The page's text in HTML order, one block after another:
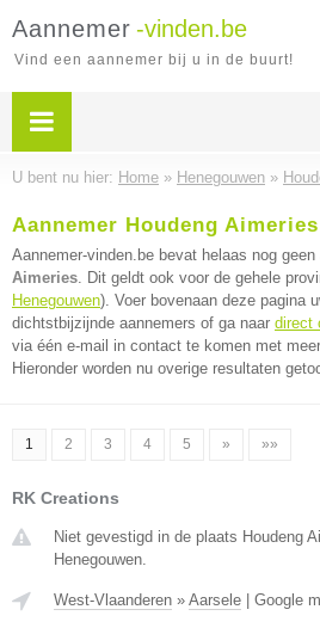
Aannemer -vinden.be
Vind een aannemer bij u in de buurt!
U bent nu hier: Home » Henegouwen »
Aannemer Houdeng Aimeries
Aannemer-vinden.be bevat helaas nog geen
Aimeries. Dit geldt ook voor de gehele
Henegouwen). Voer bovenaan deze pagina
dichtstbijzijnde aannemers of ga naar direct
via één e-mail in contact te komen met
Hieronder worden nu overige resultaten
1 2 3 4 5 » »»
RK Creations
Niet gevestigd in de plaats Houdeng
Henegouwen.
West-Vlaanderen » Aarsele Google